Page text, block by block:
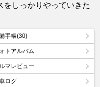
をしっかりやっていきた
手帳(30)
トアルバム
マレビュー
ログ